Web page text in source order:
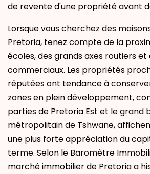
de revente d'une propriété avant
Lorsque vous cherchez des
Pretoria, tenez compte de la
écoles, des grands axes routiers et
commerciaux. Les propriétés
réputées ont tendance à
zones en plein développement,
parties de Pretoria Est et le grand
métropolitain de Tshwane,
une plus forte appréciation du
terme. Selon le Baromètre
marché immobilier de Pretoria a